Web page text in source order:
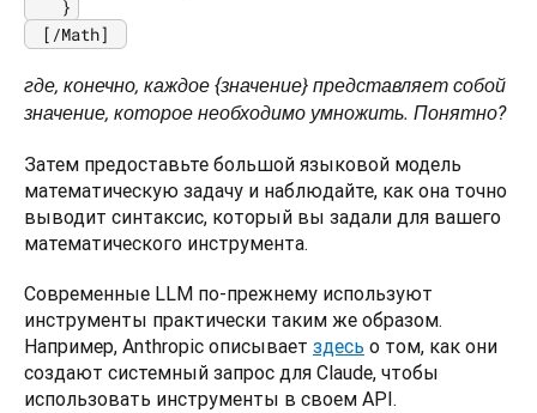
[/Math]
где, конечно, каждое {значение} представляет собой
значение, которое необходимо умножить. Понятно?
Затем предоставьте большой языковой модель
математическую задачу и наблюдайте, как она точно
выводит синтаксис, который вы задали для вашего
математического инструмента.
Современные LLM по-прежнему используют
инструменты практически таким же образом.
Например, Anthropic описывает здесь о том, как они
создают системный запрос для Claude, чтобы
использовать инструменты в своем API.